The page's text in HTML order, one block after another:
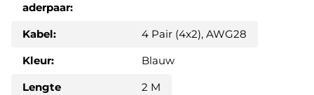
aderpaar:
Kabel:
4 Pair (4x2), AWG28
Kleur:
Blauw
Lengte
2 M